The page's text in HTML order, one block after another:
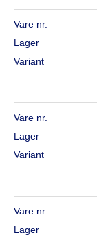
Vare nr.
Lager
Variant
Vare nr.
Lager
Variant
Vare nr.
Lager